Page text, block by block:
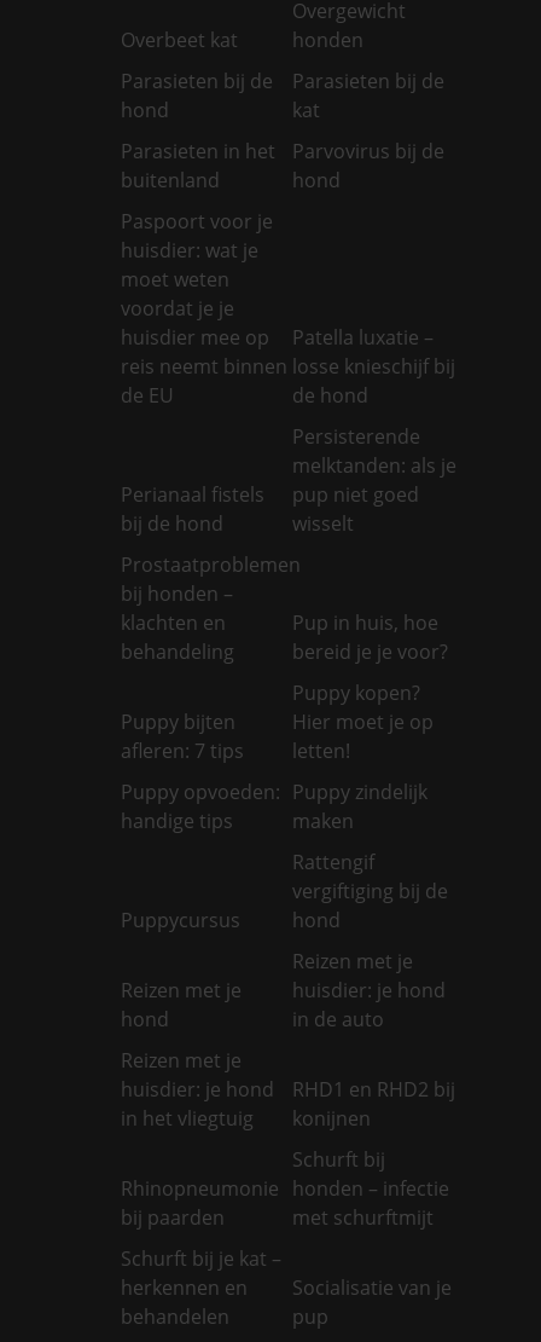
Overbeet kat
Overgewicht
honden
Parasieten bij de
hond
Parasieten bij de
kat
Parasieten in het
buitenland
Parvovirus bij de
hond
Paspoort voor je
huisdier: wat je
moet weten
voordat je je
huisdier mee op
reis neemt binnen
de EU
Patella luxatie –
losse knieschijf bij
de hond
Perianaal fistels
bij de hond
Persisterende
melktanden: als je
pup niet goed
wisselt
Prostaatproblemen
bij honden –
klachten en
behandeling
Pup in huis, hoe
bereid je je voor?
Puppy bijten
afleren: 7 tips
Puppy kopen?
Hier moet je op
letten!
Puppy opvoeden:
handige tips
Puppy zindelijk
maken
Puppycursus
Rattengif
vergiftiging bij de
hond
Reizen met je
hond
Reizen met je
huisdier: je hond
in de auto
Reizen met je
huisdier: je hond
in het vliegtuig
RHD1 en RHD2 bij
konijnen
Rhinopneumonie
bij paarden
Schurft bij
honden – infectie
met schurftmijt
Schurft bij je kat –
herkennen en
behandelen
Socialisatie van je
pup